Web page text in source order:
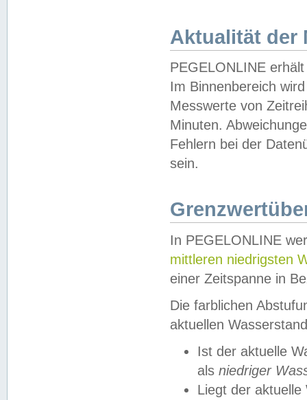
Aktualität der
PEGELONLINE
Im Binnenbereich
Messwerte von
Minuten.
Fehlern bei der
sein.
In PEGELONLINE
mittleren niedrigsten
einer Zeitspanne in
Die farblichen
aktuellen
Ist der aktuelle
als niedriger
Liegt der